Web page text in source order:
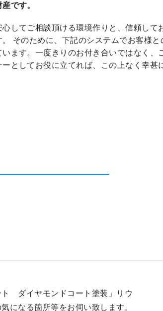
です。
してご相談頂ける環境作りと、信頼して
そのために、下記のシステムでお客様と
ます。一度きりのお付き合いではなく、
としてお役に立てれば、この上なく幸甚
ト ダイヤモンドコート塗装」リウ
になる箇所等をお伺い致します。